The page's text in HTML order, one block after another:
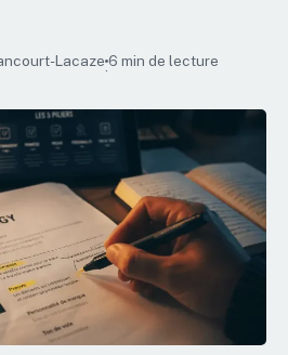
Lacaze
·
6 min de lecture